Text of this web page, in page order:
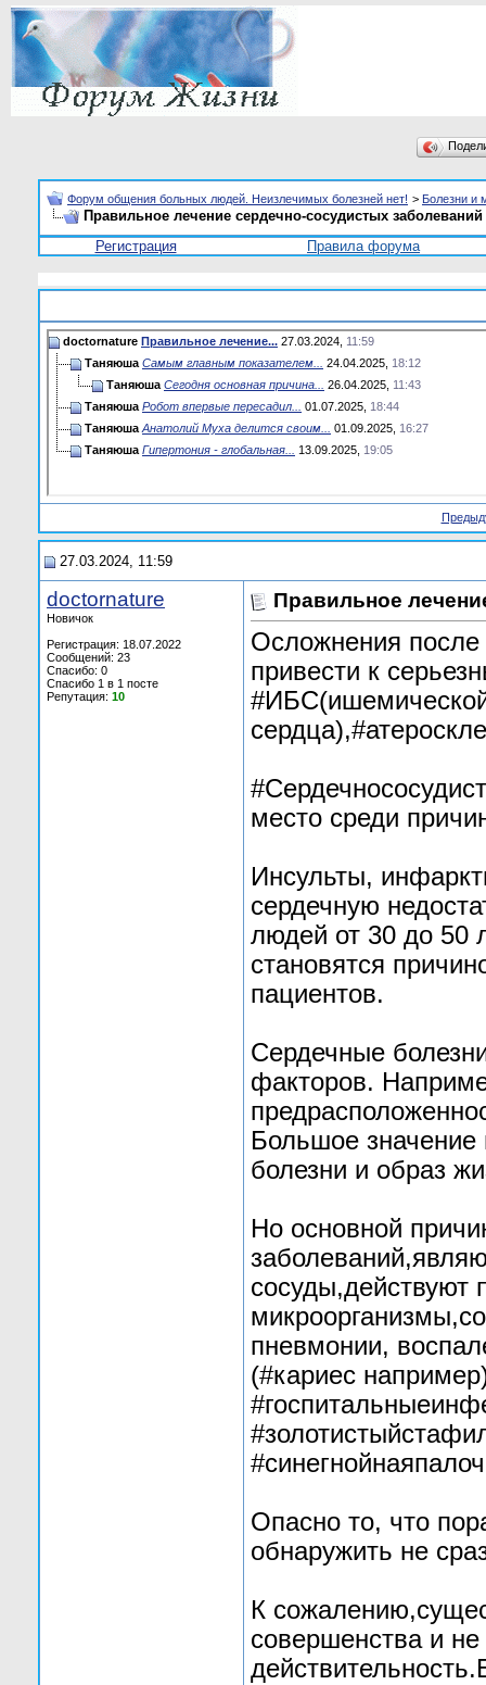
Форум общения больных людей. Неизлечимых болезней нет! > Болезни и
Правильное лечение сердечно-сосудистых заболеваний
Регистрация
Правила форума
doctornature Правильное лечение... 27.03.2024, 11:59
Таняюша Самым главным показателем... 24.04.2025, 18:12
Таняюша Сегодня основная причина... 26.04.2025, 11:43
Таняюша Робот впервые пересадил... 01.07.2025, 18:44
Таняюша Анатолий Муха делится своим... 01.09.2025, 16:27
Таняюша Гипертония - глобальная... 13.09.2025, 19:05
27.03.2024, 11:59
doctornature
Новичок
Регистрация: 18.07.2022
Сообщений: 23
Спасибо: 0
Спасибо 1 в 1 посте
Репутация: 10
Правильное
Осложнения после
привести к
место среди
Инсульты,
сердечную
людей от 30 до 50
становятся
пациентов.
Сердечные
факторов.
Большое
болезни и образ
Но основной
сосуды,действуют
пневмонии,
(#кариес
Опасно то, что
обнаружить не
К
совершенства и